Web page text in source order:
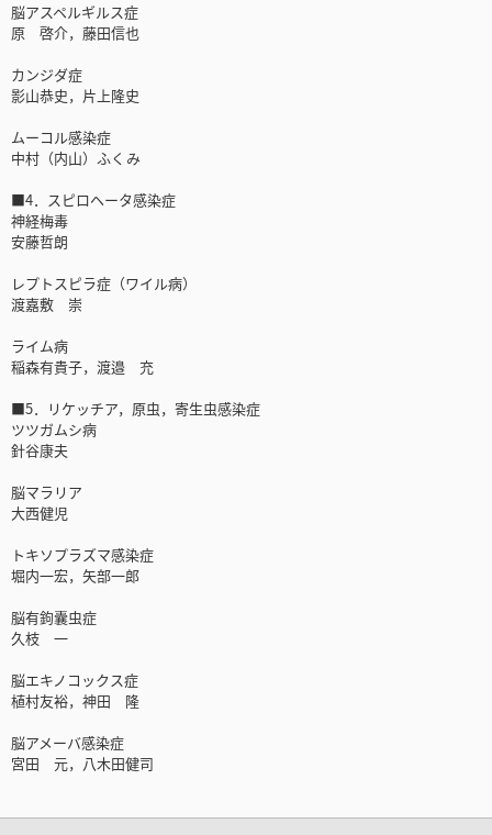
脳アスペルギルス症
原 啓介，藤田信也
カンジダ症
影山恭史，片上隆史
ムーコル感染症
中村（内山）ふくみ
■4．スピロヘータ感染症
神経梅毒
安藤哲朗
レプトスピラ症（ワイル病）
渡嘉敷 崇
ライム病
稲森有貴子，渡邉 充
■5．リケッチア，原虫，寄生虫感染症
ツツガムシ病
針谷康夫
脳マラリア
大西健児
トキソプラズマ感染症
堀内一宏，矢部一郎
脳有鉤囊虫症
久枝 一
脳エキノコックス症
植村友裕，神田 隆
脳アメーバ感染症
宮田 元，八木田健司